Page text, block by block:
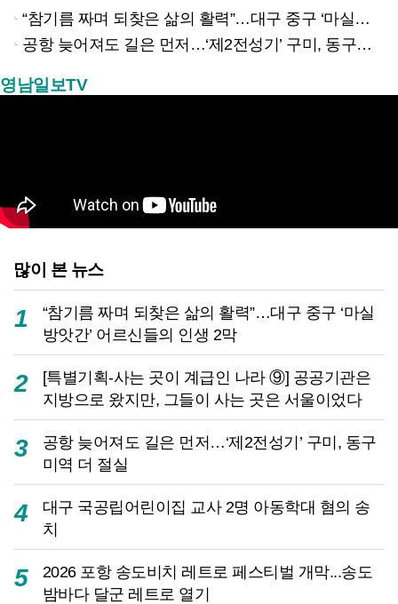
“참기름 짜며 되찾은 삶의 활력”…대구 중구 ‘마실방앗간’ 어르신들의 인생 2막
공항 늦어져도 길은 먼저…‘제2전성기’ 구미, 동구미역 더 절실
영남일보TV
많이 본 뉴스
1
“참기름 짜며 되찾은 삶의 활력”…대구 중구 ‘마실
방앗간’ 어르신들의 인생 2막
2
[특별기획-사는 곳이 계급인 나라 ⑨] 공공기관은
지방으로 왔지만, 그들이 사는 곳은 서울이었다
3
공항 늦어져도 길은 먼저…‘제2전성기’ 구미, 동구
미역 더 절실
4
대구 국공립어린이집 교사 2명 아동학대 혐의 송
치
5
2026 포항 송도비치 레트로 페스티벌 개막...송도
밤바다 달군 레트로 열기